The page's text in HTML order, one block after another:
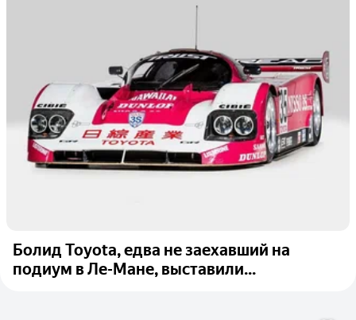
Болид Toyota, едва не заехавший на
подиум в Ле-Мане, выставили...